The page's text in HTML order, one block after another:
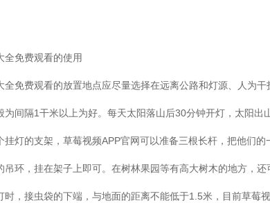
全免费观看的使用
全免费观看的放置地点应尽量选择在远离公路和灯源、人为
为间隔1干米以上为好。每天太阳落山后30分钟开灯，太阳出
挂灯的支架，草莓视频APP官网可以准备三根长杆，把他们
吊环，挂在架子上即可。在树林果园等有高大树木的地方，
时，接虫袋的下端，与地面的距离不能低于1.5米，目前草莓